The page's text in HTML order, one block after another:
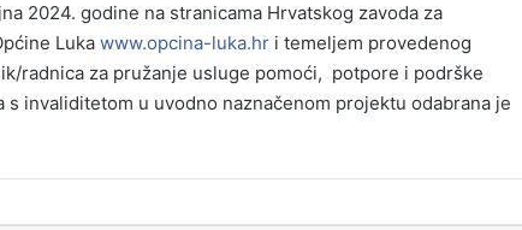
2024. godine na stranicama Hrvatskog zavoda za
Luka www.opcina-luka.hr i temeljem provedenog
radnica za pružanje usluge pomoći, potpore i podrške
invaliditetom u uvodno naznačenom projektu odabrana je